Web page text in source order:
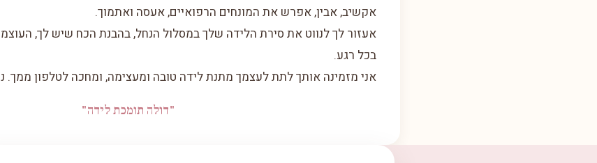
אקשיב, אבין, אפרש את המונחים הרפואיים, אעסה ואתמוך.
אעזור לך לנווט את סירת הלידה שלך במסלול הנחל, בהבנת הכח שיש לך,
בכל רגע.
אני מזמינה אותך לתת לעצמך מתנת לידה טובה ומעצימה, ומחכה לטלפון
"דולה תומכת לידה"